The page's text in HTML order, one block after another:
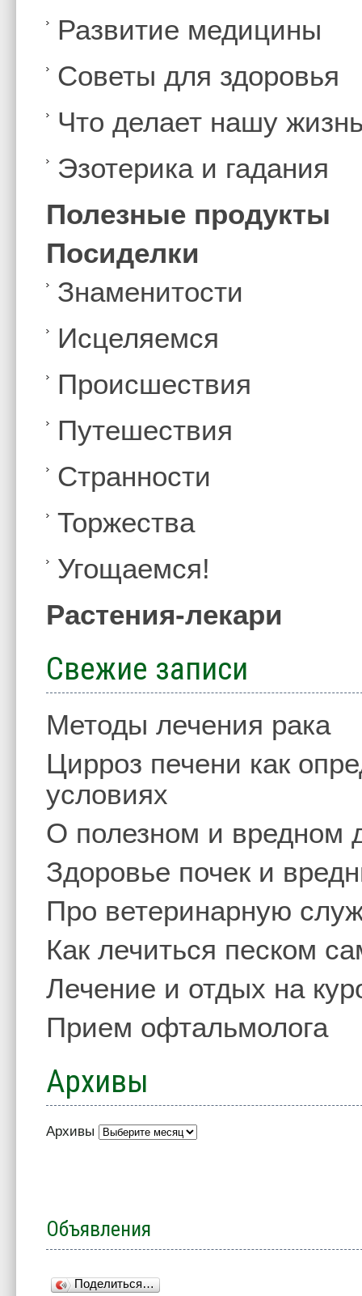
Развитие медицины
Советы для здоровья
Что делает нашу
Эзотерика и гадания
Полезные продукты
Посиделки
Знаменитости
Иcцеляемся
Происшествия
Путешествия
Странности
Торжества
Угощаемся!
Растения-лекари
Свежие записи
Методы лечения рака
Цирроз печени как
условиях
О полезном и вредном
Здоровье почек и
Про ветеринарную
Как лечиться песком
Лечение и отдых на
Прием офтальмолога
Архивы
Архивы
Объявления
Поделиться…